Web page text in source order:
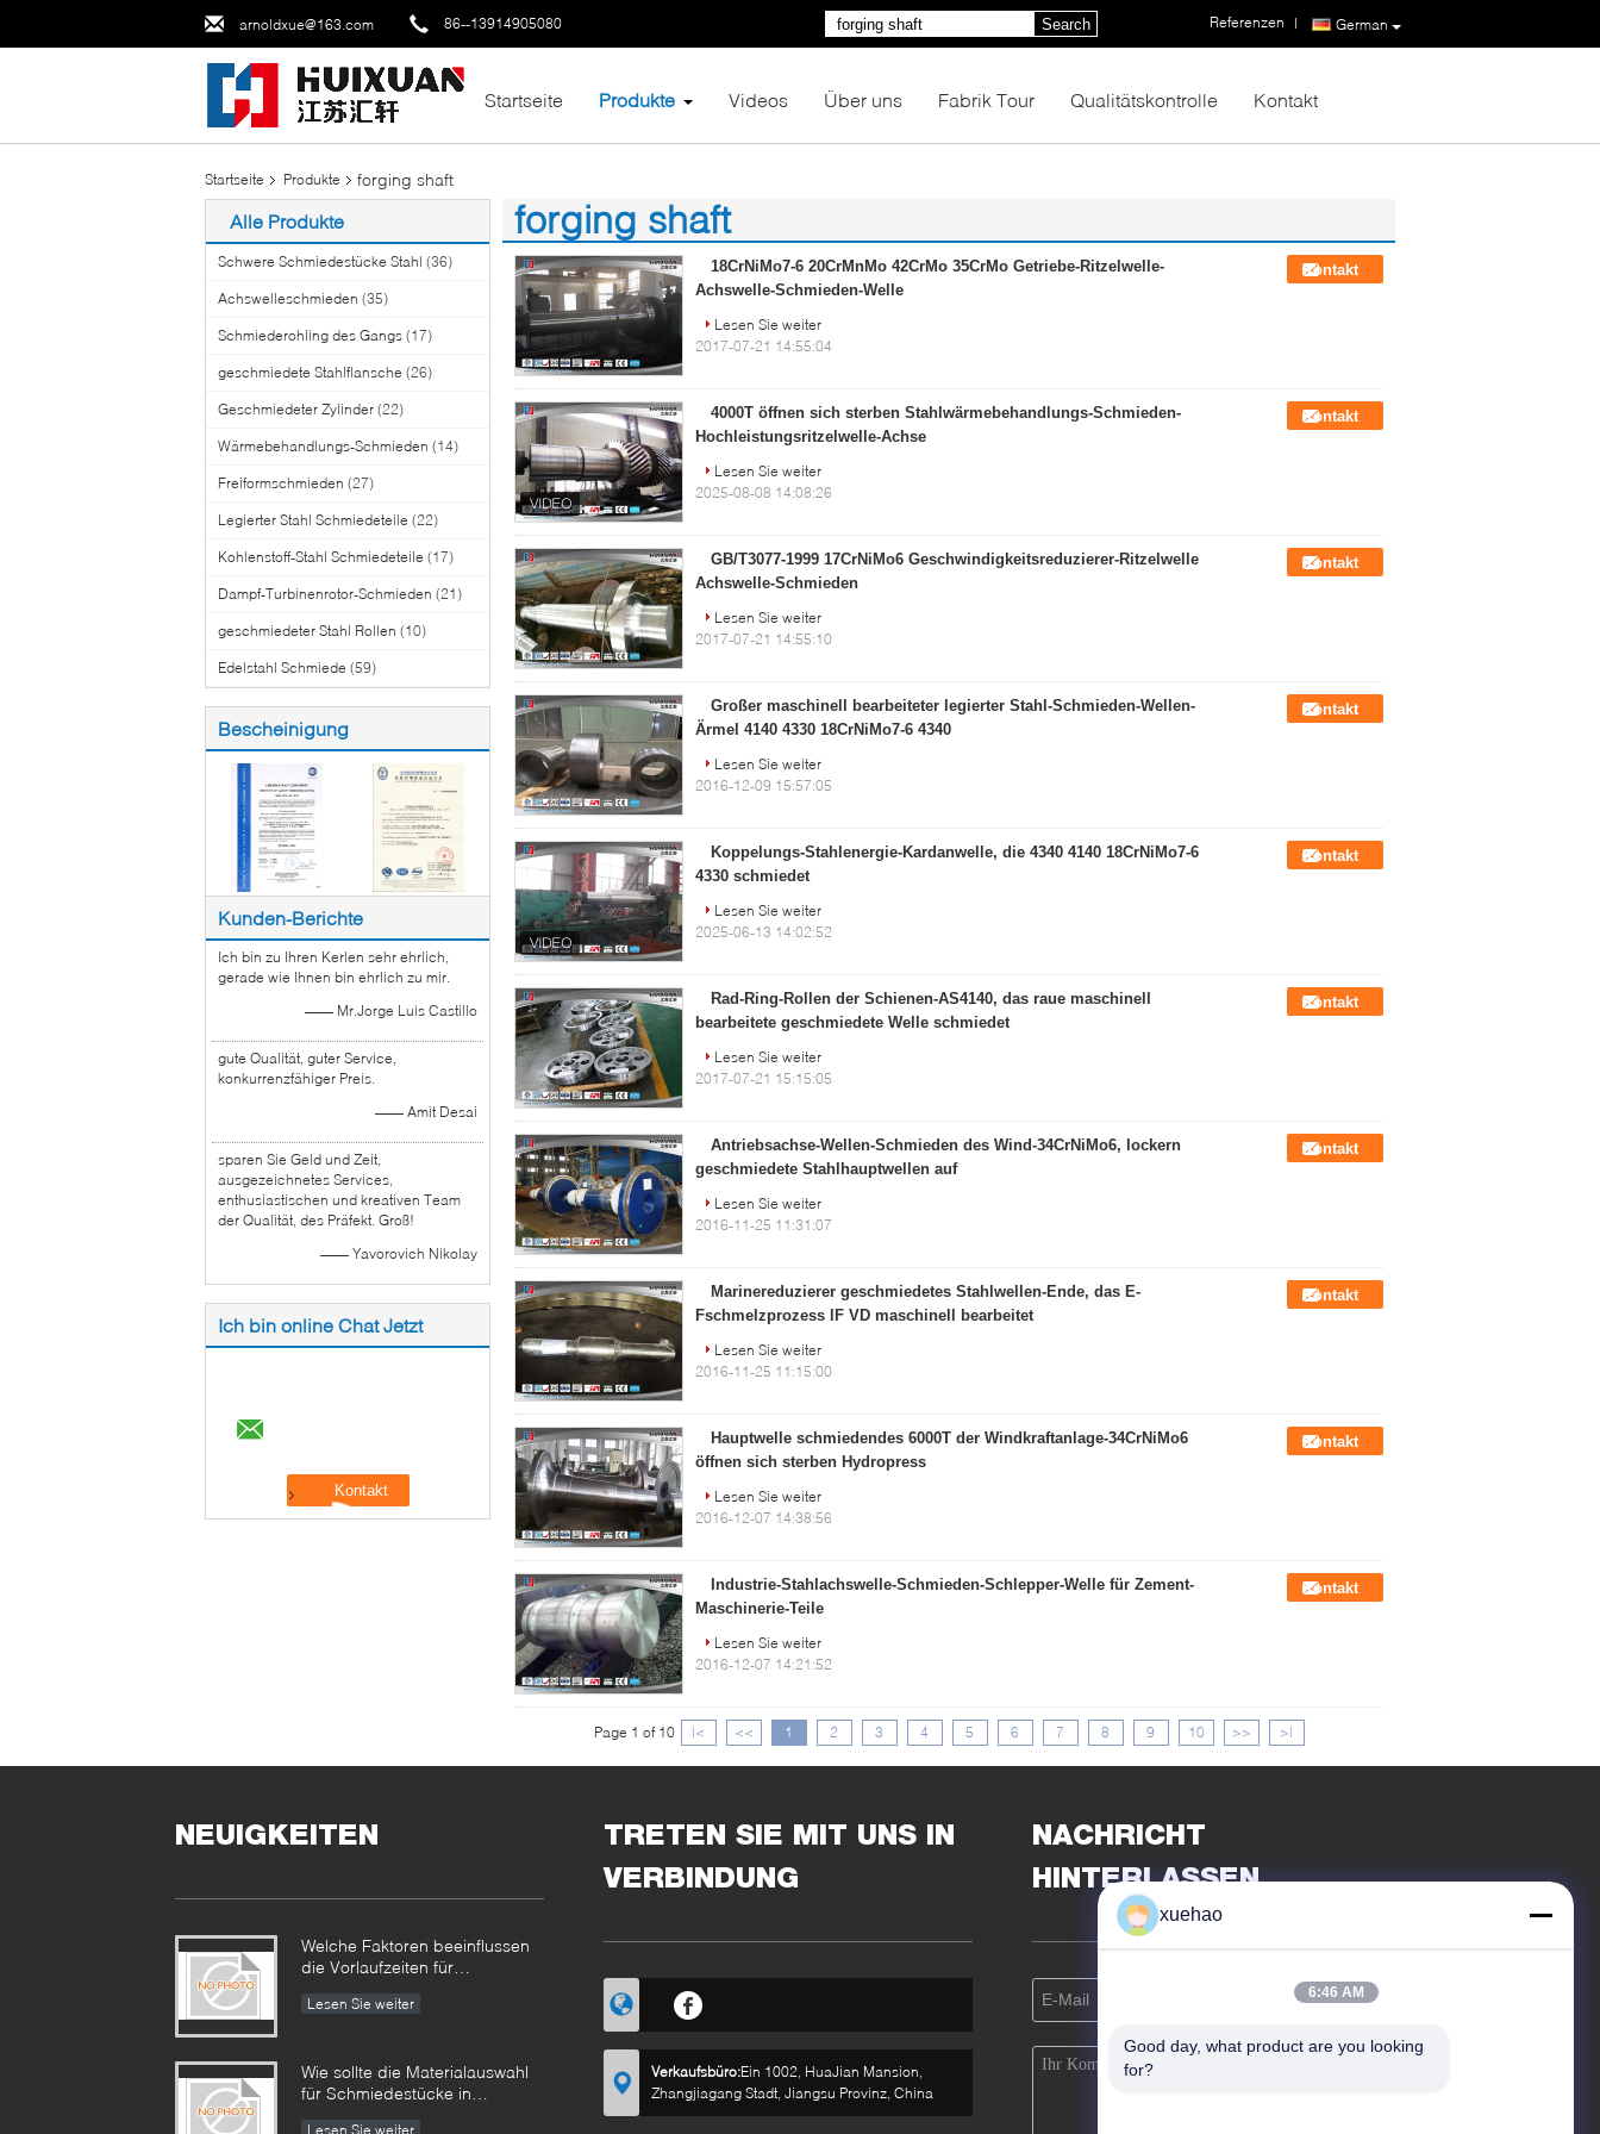
arnoldxue@163.com 86--13914905080 German
Referenzen |
Search
Startseite Produkte Videos Über uns Fabrik Tour Qualitätskontrolle Kontakt
Startseite Produkte forging shaft
Alle Produkte
Schwere Schmiedestücke Stahl (36)
Achswelleschmieden (35)
Schmiederohling des Gangs (17)
geschmiedete Stahlflansche (26)
Geschmiedeter Zylinder (22)
Wärmebehandlungs-Schmieden (14)
Freiformschmieden (27)
Legierter Stahl Schmiedeteile (22)
Kohlenstoff-Stahl Schmiedeteile (17)
Dampf-Turbinenrotor-Schmieden (21)
geschmiedeter Stahl Rollen (10)
Edelstahl Schmiede (59)
Bescheinigung
Kunden-Berichte
Ich bin zu Ihren Kerlen sehr ehrlich,
gerade wie Ihnen bin ehrlich zu mir.
—— Mr.Jorge Luis Castillo
gute Qualität, guter Service,
konkurrenzfähiger Preis.
—— Amit Desai
sparen Sie Geld und Zeit,
ausgezeichnetes Services,
enthusiastischen und kreativen Team
der Qualität, des Präfekt. Groß!
—— Yavorovich Nikolay
Ich bin online Chat Jetzt
forging shaft
(100)
18CrNiMo7-6 20CrMnMo 42CrMo 35CrMo Getriebe-Ritzelwelle-
Achswelle-Schmieden-Welle
Kontakt
Lesen Sie weiter
2017-07-21 14:55:04
4000T öffnen sich sterben Stahlwärmebehandlungs-Schmieden-
Hochleistungsritzelwelle-Achse
Kontakt
Lesen Sie weiter
2025-08-08 14:08:26
GB/T3077-1999 17CrNiMo6 Geschwindigkeitsreduzierer-Ritzelwelle
Achswelle-Schmieden
Kontakt
Lesen Sie weiter
2017-07-21 14:55:10
Großer maschinell bearbeiteter legierter Stahl-Schmieden-Wellen-
Ärmel 4140 4330 18CrNiMo7-6 4340
Kontakt
Lesen Sie weiter
2016-12-09 15:57:05
Koppelungs-Stahlenergie-Kardanwelle, die 4340 4140 18CrNiMo7-6
4330 schmiedet
Kontakt
Lesen Sie weiter
2025-06-13 14:02:52
Rad-Ring-Rollen der Schienen-AS4140, das raue maschinell
bearbeitete geschmiedete Welle schmiedet
Kontakt
Lesen Sie weiter
2017-07-21 15:15:05
Antriebsachse-Wellen-Schmieden des Wind-34CrNiMo6, lockern
geschmiedete Stahlhauptwellen auf
Kontakt
Lesen Sie weiter
2016-11-25 11:31:07
Marinereduzierer geschmiedetes Stahlwellen-Ende, das E-
Fschmelzprozess lF VD maschinell bearbeitet
Kontakt
Lesen Sie weiter
2016-11-25 11:15:00
Hauptwelle schmiedendes 6000T der Windkraftanlage-34CrNiMo6
öffnen sich sterben Hydropress
Kontakt
Lesen Sie weiter
2016-12-07 14:38:56
Industrie-Stahlachswelle-Schmieden-Schlepper-Welle für Zement-
Maschinerie-Teile
Kontakt
Lesen Sie weiter
2016-12-07 14:21:52
Page 1 of 10 |< << 1 2 3 4 5 6 7 8 9 10 >> >|
NEUIGKEITEN
Welche Faktoren beeinflussen
die Vorlaufzeiten für
wie können diese gesteuert
Lesen Sie weiter
Wie sollte die Materialauswahl
für Schmiedestücke in
Lesen Sie weiter
TRETEN SIE MIT UNS IN
VERBINDUNG
Verkaufsbüro:Ein 1002, HuaJian Mansion,
Zhangjiagang Stadt, Jiangsu Provinz, China
NACHRICHT
HINTERLASSEN
xuehao
6:46 AM
Good day, what product are you looking
for?